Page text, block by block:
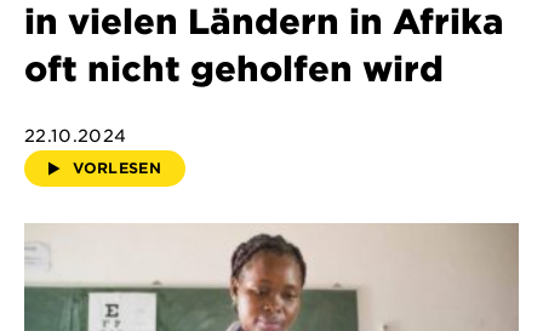
in vielen Ländern in Afrika
oft nicht geholfen wird
22.10.2024
VORLESEN